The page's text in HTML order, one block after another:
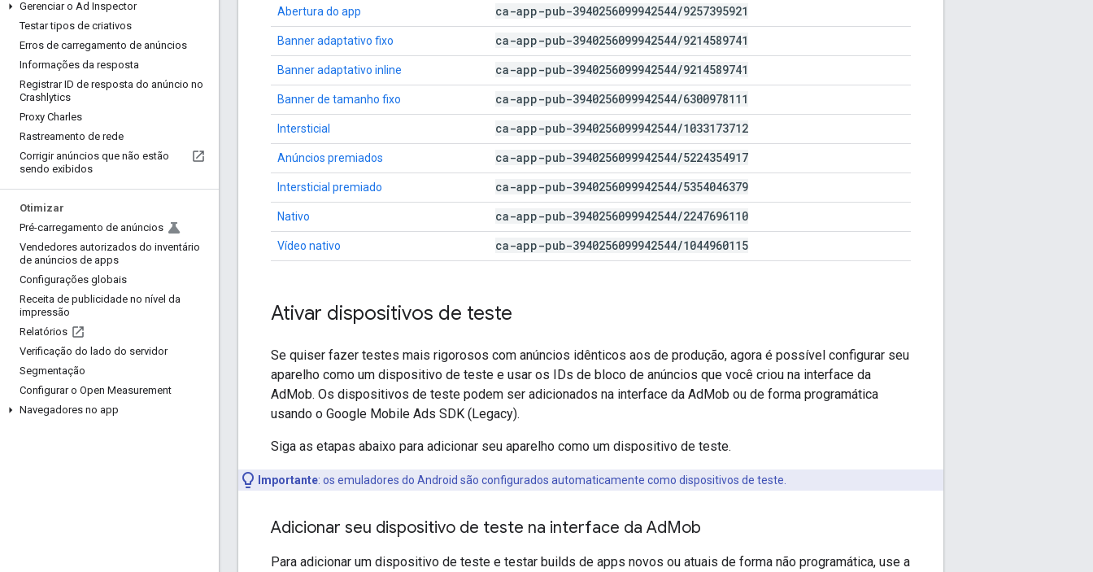
Gerenciar o Ad Inspector
Testar tipos de criativos
Erros de carregamento de anúncios
Informações da resposta
Registrar ID de resposta do anúncio no
Crashlytics
Proxy Charles
Rastreamento de rede
Corrigir anúncios que não estão
sendo exibidos
Otimizar
Pré-carregamento de anúncios
Vendedores autorizados do inventário
de anúncios de apps
Configurações globais
Receita de publicidade no nível da
impressão
Relatórios
Verificação do lado do servidor
Segmentação
Configurar o Open Measurement
Navegadores no app
Abertura do app ca-app-pub-3940256099942544/9257395921
Banner adaptativo fixo ca-app-pub-3940256099942544/9214589741
Banner adaptativo inline ca-app-pub-3940256099942544/9214589741
Banner de tamanho fixo ca-app-pub-3940256099942544/6300978111
Intersticial ca-app-pub-3940256099942544/1033173712
Anúncios premiados ca-app-pub-3940256099942544/5224354917
Intersticial premiado ca-app-pub-3940256099942544/5354046379
Nativo ca-app-pub-3940256099942544/2247696110
Vídeo nativo ca-app-pub-3940256099942544/1044960115
Ativar dispositivos de teste
Se quiser fazer testes mais rigorosos com anúncios idênticos aos de produção, agora é possível configurar seu
aparelho como um dispositivo de teste e usar os IDs de bloco de anúncios que você criou na interface da
AdMob. Os dispositivos de teste podem ser adicionados na interface da AdMob ou de forma programática
usando o Google Mobile Ads SDK (Legacy).
Siga as etapas abaixo para adicionar seu aparelho como um dispositivo de teste.
Importante: os emuladores do Android são configurados automaticamente como dispositivos de teste.
Adicionar seu dispositivo de teste na interface da AdMob
Para adicionar um dispositivo de teste e testar builds de apps novos ou atuais de forma não programática, use a